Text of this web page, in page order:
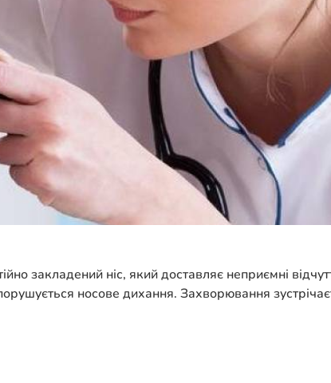
закладений ніс, який доставляє неприємні
носове дихання. Захворювання